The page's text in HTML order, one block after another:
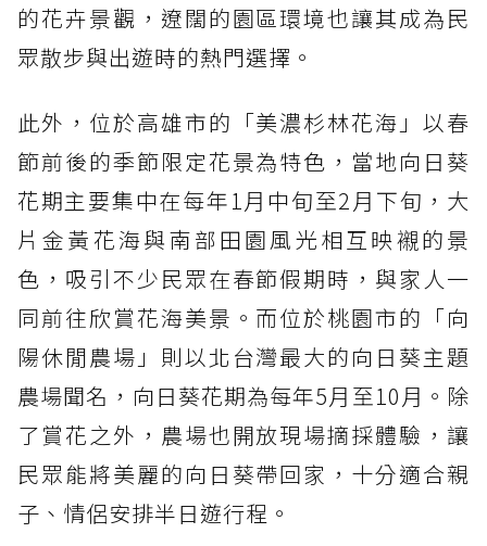
的花卉景觀，遼闊的園區環境也讓其成為民
眾散步與出遊時的熱門選擇。
此外，位於高雄市的「美濃杉林花海」以春
節前後的季節限定花景為特色，當地向日葵
花期主要集中在每年1月中旬至2月下旬，大
片金黃花海與南部田園風光相互映襯的景
色，吸引不少民眾在春節假期時，與家人一
同前往欣賞花海美景。而位於桃園市的「向
陽休閒農場」則以北台灣最大的向日葵主題
農場聞名，向日葵花期為每年5月至10月。除
了賞花之外，農場也開放現場摘採體驗，讓
民眾能將美麗的向日葵帶回家，十分適合親
子、情侶安排半日遊行程。